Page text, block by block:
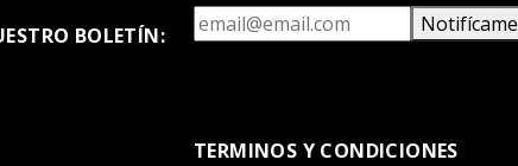
BOLETÍN: Notifícame
TERMINOS Y CONDICIONES